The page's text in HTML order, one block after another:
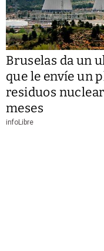
Bruselas da un
que le envíe un
residuos
meses
infoLibre